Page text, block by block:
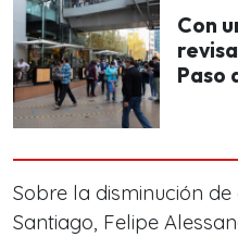
Con
Paso
Sobre la disminución
Santiago, Felipe